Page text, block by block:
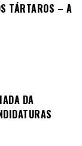
TÁRTAROS – A
DA